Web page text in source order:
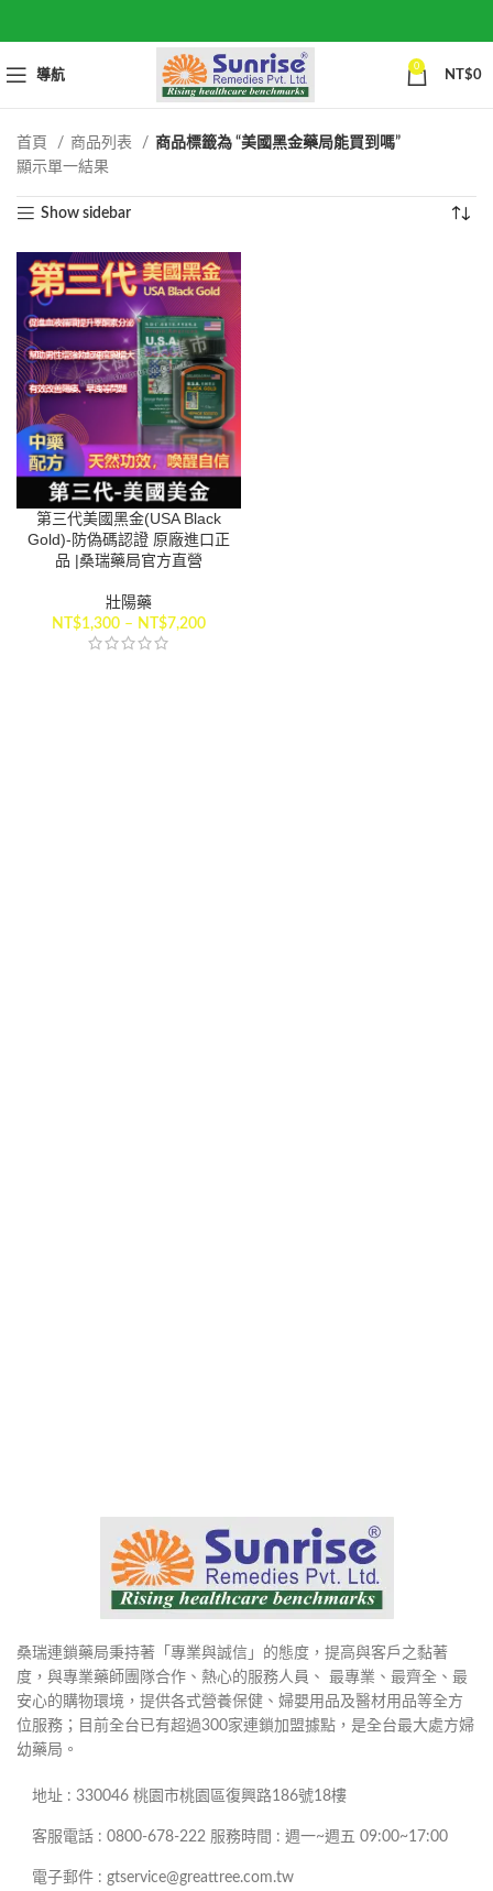
導航
0
NT$0
首頁 商品列表
商品標籤為 “美國黑金藥局能買到嗎”
顯示單一結果
Show sidebar
第三代美國黑金(USA Black
Gold)-防偽碼認證 原廠進口正
品 |桑瑞藥局官方直營
壯陽藥
NT$1,300 – NT$7,200
桑瑞連鎖藥局秉持著「專業與誠信」的態度，提高與客戶之黏著
度，與專業藥師團隊合作、熱心的服務人員、 最專業、最齊全、最
安心的購物環境，提供各式營養保健、婦嬰用品及醫材用品等全方
位服務；目前全台已有超過300家連鎖加盟據點，是全台最大處方婦
幼藥局。
地址 : 330046 桃園市桃園區復興路186號18樓
客服電話 : 0800-678-222 服務時間 : 週一~週五 09:00~17:00
電子郵件 : gtservice@greattree.com.tw